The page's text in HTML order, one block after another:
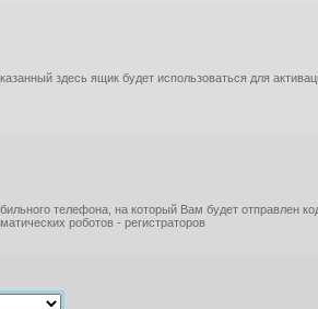
здесь ящик будет использоваться для
телефона, на который Вам будет отправлен
роботов - регистраторов